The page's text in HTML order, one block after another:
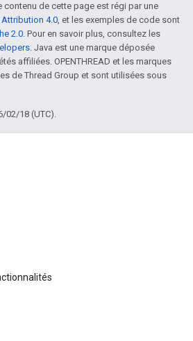
de cette page est régi par une
4.0, et les exemples de code sont
2.0. Pour en savoir plus, consultez les
. Java est une marque déposée
affiliées. OPENTHREAD et les marques
de Thread Group et sont utilisées sous
02/18 (UTC).